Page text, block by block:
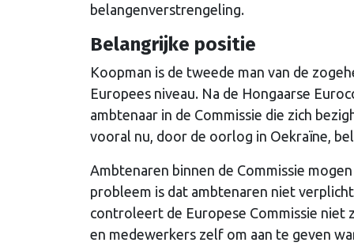
belangenverstrengeling.
Belangrijke positie
Koopman is de tweede man van de
Europees niveau. Na de Hongaarse
ambtenaar in de Commissie die zich
vooral nu, door de oorlog in Oekraïne,
Ambtenaren binnen de Commissie
probleem is dat ambtenaren niet
controleert de Europese Commissie niet
en medewerkers zelf om aan te geven